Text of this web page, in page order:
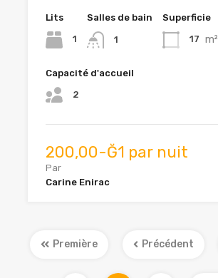
Lits
1
Salles de bain
1
Superficie
17 m²
Capacité d'accueil
2
200,00-Ğ1 par nuit
Par
Carine Enirac
Première Précédent